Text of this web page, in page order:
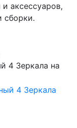
аксессуаров,
сборки.
4 Зеркала на